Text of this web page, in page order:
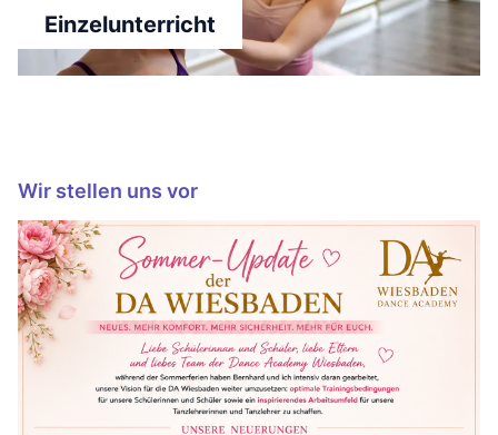
Einzelunterricht
Wir stellen uns vor